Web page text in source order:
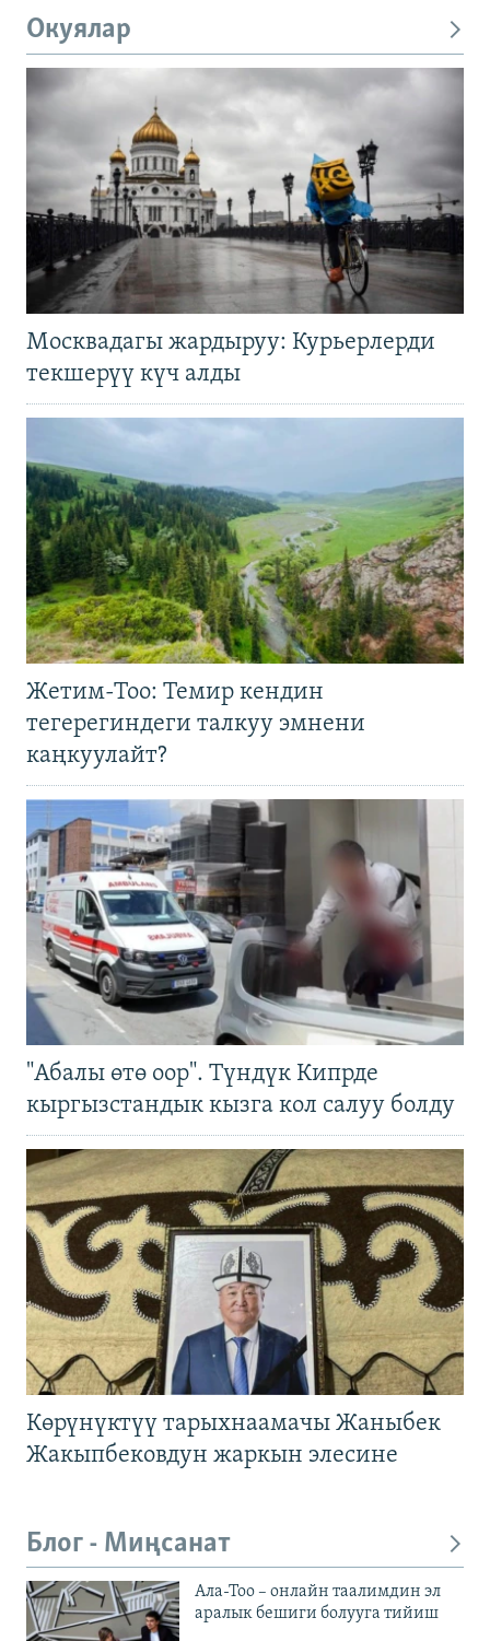
Окуялар
Москвадагы жардыруу: Курьерлерди
текшерүү күч алды
Жетим-Тоо: Темир кендин
тегерегиндеги талкуу эмнени
каңкуулайт?
"Абалы өтө оор". Түндүк Кипрде
кыргызстандык кызга кол салуу болду
Көрүнүктүү тарыхнаамачы Жаныбек
Жакыпбековдун жаркын элесине
Блог - Миңсанат
Ала-Тоо – онлайн таалимдин эл
аралык бешиги болууга тийиш